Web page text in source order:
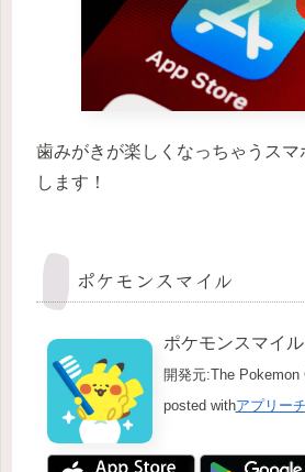
歯みがきが楽しくなっちゃうスマ
します！
ポケモンスマイル
ポケモンスマイル
開発元:The Pokemon
posted withアプリーチ